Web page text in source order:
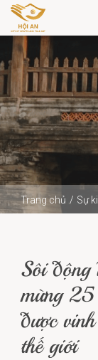
Trang chủ Sự
Sôi
mừng
được
thế giới